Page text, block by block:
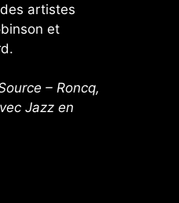
artistes
et
– Roncq,
Jazz en